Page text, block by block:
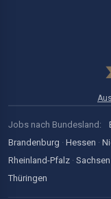
Jobs nach Bundesland:
Brandenburg · Hessen ·
Rheinland-Pfalz · Sachsen
Thüringen